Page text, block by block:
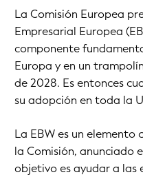
La Comisión Europea
Empresarial Europea
componente
Europa y en un
de 2028. Es entonces
su adopción en toda la
La EBW es un
la Comisión, anunciado
objetivo es ayudar a las